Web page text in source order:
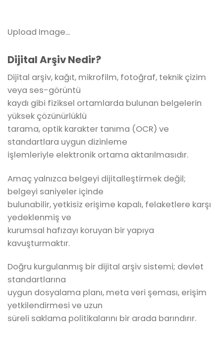
Upload Image...
Dijital Arşiv Nedir?
Dijital arşiv, kağıt, mikrofilm, fotoğraf, teknik çizim
veya ses-görüntü
kaydı gibi fiziksel ortamlarda bulunan belgelerin
yüksek çözünürlüklü
tarama, optik karakter tanıma (OCR) ve
standartlara uygun dizinleme
işlemleriyle elektronik ortama aktarılmasıdır.
Amaç yalnızca belgeyi dijitalleştirmek değil;
belgeyi saniyeler içinde
bulunabilir, yetkisiz erişime kapalı, felaketlere karşı
yedeklenmiş ve
kurumsal hafızayı koruyan bir yapıya
kavuşturmaktır.
Doğru kurgulanmış bir dijital arşiv sistemi; devlet
standartlarına
uygun dosyalama planı, meta veri şeması, erişim
yetkilendirmesi ve uzun
süreli saklama politikalarını bir arada barındırır.